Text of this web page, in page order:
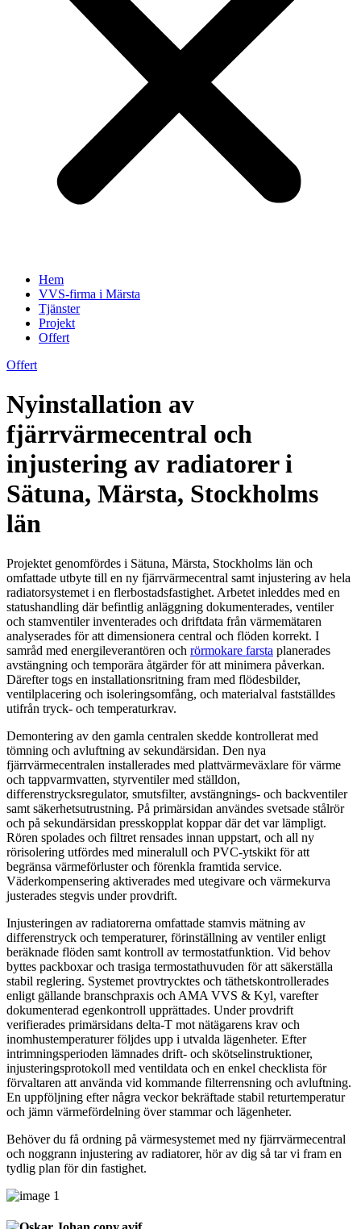
Hem
VVS-firma i Märsta
Tjänster
Projekt
Offert
Offert
Nyinstallation av
fjärrvärmecentral och
injustering av radiatorer i
Sätuna, Märsta, Stockholms
län
Projektet genomfördes i Sätuna, Märsta, Stockholms län och
omfattade utbyte till en ny fjärrvärmecentral samt injustering av hela
radiatorsystemet i en flerbostadsfastighet. Arbetet inleddes med en
statushandling där befintlig anläggning dokumenterades, ventiler
och stamventiler inventerades och driftdata från värmemätaren
analyserades för att dimensionera central och flöden korrekt. I
samråd med energileverantören och rörmokare farsta planerades
avstängning och temporära åtgärder för att minimera påverkan.
Därefter togs en installationsritning fram med flödesbilder,
ventilplacering och isoleringsomfång, och materialval fastställdes
utifrån tryck- och temperaturkrav.
Demontering av den gamla centralen skedde kontrollerat med
tömning och avluftning av sekundärsidan. Den nya
fjärrvärmecentralen installerades med plattvärmeväxlare för värme
och tappvarmvatten, styrventiler med ställdon,
differenstrycksregulator, smutsfilter, avstängnings- och backventiler
samt säkerhetsutrustning. På primärsidan användes svetsade stålrör
och på sekundärsidan presskopplat koppar där det var lämpligt.
Rören spolades och filtret rensades innan uppstart, och all ny
rörisolering utfördes med mineralull och PVC-ytskikt för att
begränsa värmeförluster och förenkla framtida service.
Väderkompensering aktiverades med utegivare och värmekurva
justerades stegvis under provdrift.
Injusteringen av radiatorerna omfattade stamvis mätning av
differenstryck och temperaturer, förinställning av ventiler enligt
beräknade flöden samt kontroll av termostatfunktion. Vid behov
byttes packboxar och trasiga termostathuvuden för att säkerställa
stabil reglering. Systemet provtrycktes och täthetskontrollerades
enligt gällande branschpraxis och AMA VVS & Kyl, varefter
dokumenterad egenkontroll upprättades. Under provdrift
verifierades primärsidans delta-T mot nätägarens krav och
inomhustemperaturer följdes upp i utvalda lägenheter. Efter
intrimningsperioden lämnades drift- och skötselinstruktioner,
injusteringsprotokoll med ventildata och en enkel checklista för
förvaltaren att använda vid kommande filterrensning och avluftning.
En uppföljning efter några veckor bekräftade stabil returtemperatur
och jämn värmefördelning över stammar och lägenheter.
Behöver du få ordning på värmesystemet med ny fjärrvärmecentral
och noggrann injustering av radiatorer, hör av dig så tar vi fram en
tydlig plan för din fastighet.